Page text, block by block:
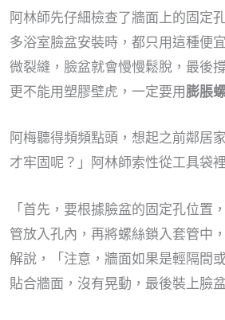
阿林師先仔細檢查了牆面上的固定
多浴室臉盆安裝時，都只用這種便
微裂縫，臉盆就會慢慢鬆脫，最後
更不能用塑膠壁虎，一定要用膨脹
阿梅聽得頻頻點頭，想起之前鄰居
才牢固呢？」阿林師索性從工具袋
「首先，要根據臉盆的固定孔位
管放入孔內，再將螺絲鎖入套管中
解說，「注意，牆面如果是輕隔間
貼合牆面，沒有晃動，最後裝上臉